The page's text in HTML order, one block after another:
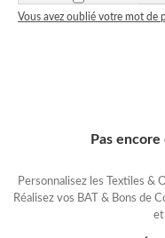
Vous avez oublié votre mot de
Pas
Personnalisez les Textiles &
Réalisez vos BAT & Bons de
et